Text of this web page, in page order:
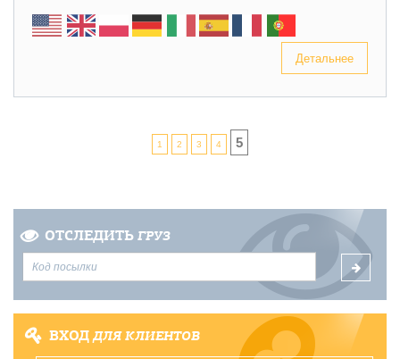
Детальнее
1 2 3 4 5
ОТСЛЕДИТЬ ГРУЗ
ВХОДДЛЯ КЛИЕНТОВ